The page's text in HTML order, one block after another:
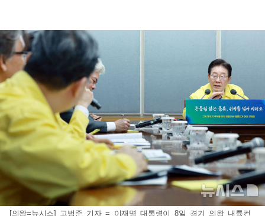
[의왕=뉴시스] 고범준 기자 = 이재명 대통령이 8일 경기 의왕 내륙컨